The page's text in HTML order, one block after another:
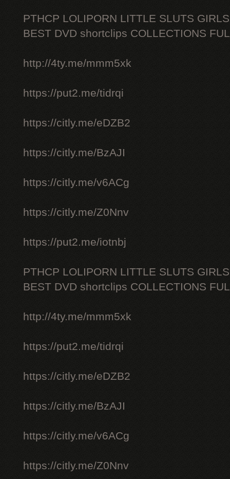
PTHCP LOLIPORN LITTLE SLUTS
BEST DVD shortclips COLLECTIONS
http://4ty.me/mmm5xk
https://put2.me/tidrqi
https://citly.me/eDZB2
https://citly.me/BzAJI
https://citly.me/v6ACg
https://citly.me/Z0Nnv
https://put2.me/iotnbj
PTHCP LOLIPORN LITTLE SLUTS
BEST DVD shortclips COLLECTIONS
http://4ty.me/mmm5xk
https://put2.me/tidrqi
https://citly.me/eDZB2
https://citly.me/BzAJI
https://citly.me/v6ACg
https://citly.me/Z0Nnv